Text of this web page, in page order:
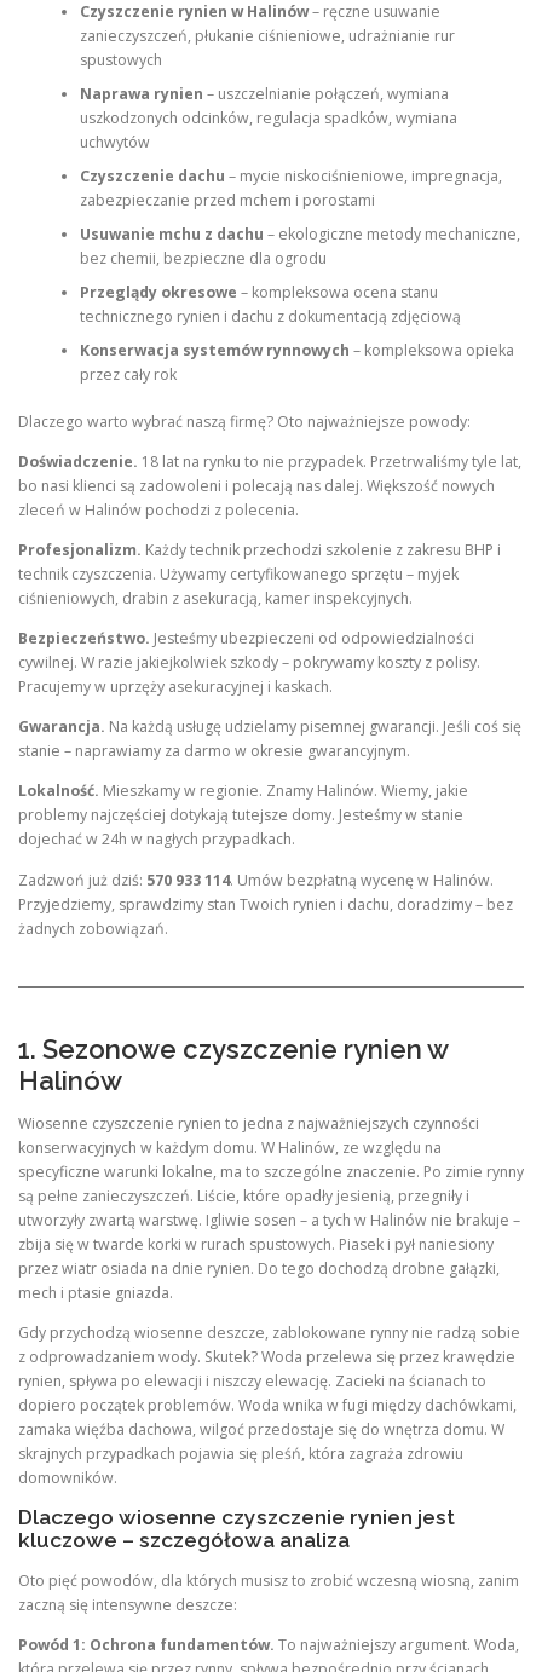
Czyszczenie rynien w Halinów– ręczne usuwanie
zanieczyszczeń, płukanie ciśnieniowe, udrażnianie rur
spustowych
Naprawa rynien – uszczelnianie połączeń, wymiana
uszkodzonych odcinków, regulacja spadków, wymiana
uchwytów
Czyszczenie dachu – mycie niskociśnieniowe, impregnacja,
zabezpieczanie przed mchem i porostami
Usuwanie mchu z dachu – ekologiczne metody mechaniczne,
bez chemii, bezpieczne dla ogrodu
Przeglądy okresowe – kompleksowa ocena stanu
technicznego rynien i dachu z dokumentacją zdjęciową
Konserwacja systemów rynnowych – kompleksowa opieka
przez cały rok
Dlaczego warto wybrać naszą firmę? Oto najważniejsze powody:
Doświadczenie. 18 lat na rynku to nie przypadek. Przetrwaliśmy tyle lat,
bo nasi klienci są zadowoleni i polecają nas dalej. Większość nowych
zleceń w Halinów pochodzi z polecenia.
Profesjonalizm. Każdy technik przechodzi szkolenie z zakresu BHP i
technik czyszczenia. Używamy certyfikowanego sprzętu – myjek
ciśnieniowych, drabin z asekuracją, kamer inspekcyjnych.
Bezpieczeństwo. Jesteśmy ubezpieczeni od odpowiedzialności
cywilnej. W razie jakiejkolwiek szkody – pokrywamy koszty z polisy.
Pracujemy w uprzęży asekuracyjnej i kaskach.
Gwarancja. Na każdą usługę udzielamy pisemnej gwarancji. Jeśli coś się
stanie – naprawiamy za darmo w okresie gwarancyjnym.
Lokalność. Mieszkamy w regionie. Znamy Halinów. Wiemy, jakie
problemy najczęściej dotykają tutejsze domy. Jesteśmy w stanie
dojechać w 24h w nagłych przypadkach.
Zadzwoń już dziś: 570 933 114. Umów bezpłatną wycenę w Halinów.
Przyjedziemy, sprawdzimy stan Twoich rynien i dachu, doradzimy – bez
żadnych zobowiązań.
1. Sezonowe czyszczenie rynien w
Halinów
Wiosenne czyszczenie rynien to jedna z najważniejszych czynności
konserwacyjnych w każdym domu. W Halinów, ze względu na
specyficzne warunki lokalne, ma to szczególne znaczenie. Po zimie rynny
są pełne zanieczyszczeń. Liście, które opadły jesienią, przegniły i
utworzyły zwartą warstwę. Igliwie sosen – a tych w Halinów nie brakuje –
zbija się w twarde korki w rurach spustowych. Piasek i pył naniesiony
przez wiatr osiada na dnie rynien. Do tego dochodzą drobne gałązki,
mech i ptasie gniazda.
Gdy przychodzą wiosenne deszcze, zablokowane rynny nie radzą sobie
z odprowadzaniem wody. Skutek? Woda przelewa się przez krawędzie
rynien, spływa po elewacji i niszczy elewację. Zacieki na ścianach to
dopiero początek problemów. Woda wnika w fugi między dachówkami,
zamaka więźba dachowa, wilgoć przedostaje się do wnętrza domu. W
skrajnych przypadkach pojawia się pleśń, która zagraża zdrowiu
domowników.
Dlaczego wiosenne czyszczenie rynien jest
kluczowe – szczegółowa analiza
Oto pięć powodów, dla których musisz to zrobić wczesną wiosną, zanim
zaczną się intensywne deszcze:
Powód 1: Ochrona fundamentów. To najważniejszy argument. Woda,